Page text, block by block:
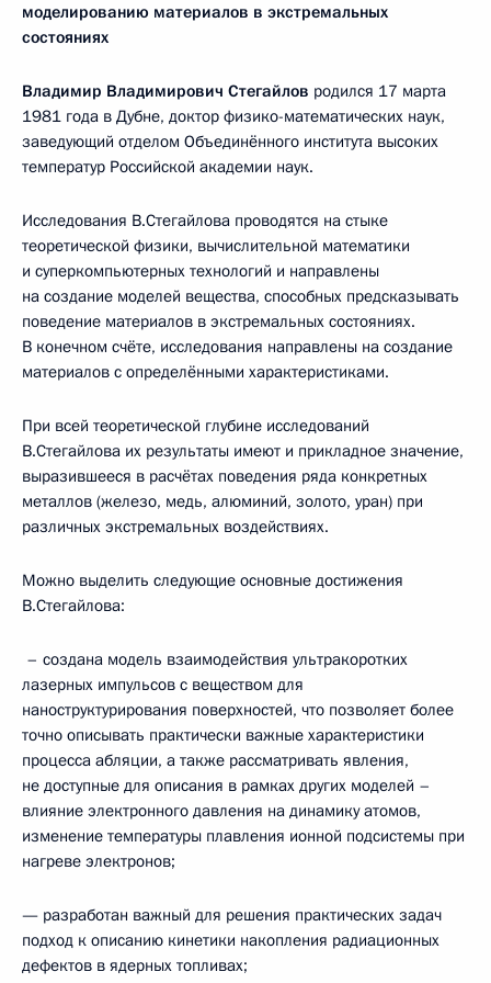
моделированию материалов в экстремальных
состояниях
Владимир Владимирович Стегайлов родился 17 марта
1981 года в Дубне, доктор физико-математических наук,
заведующий отделом Объединённого института высоких
температур Российской академии наук.
Исследования В.Стегайлова проводятся на стыке
теоретической физики, вычислительной математики
и суперкомпьютерных технологий и направлены
на создание моделей вещества, способных предсказывать
поведение материалов в экстремальных состояниях.
В конечном счёте, исследования направлены на создание
материалов с определёнными характеристиками.
При всей теоретической глубине исследований
В.Стегайлова их результаты имеют и прикладное значение,
выразившееся в расчётах поведения ряда конкретных
металлов (железо, медь, алюминий, золото, уран) при
различных экстремальных воздействиях.
Можно выделить следующие основные достижения
В.Стегайлова:
– создана модель взаимодействия ультракоротких
лазерных импульсов с веществом для
наноструктурирования поверхностей, что позволяет более
точно описывать практически важные характеристики
процесса абляции, а также рассматривать явления,
не доступные для описания в рамках других моделей –
влияние электронного давления на динамику атомов,
изменение температуры плавления ионной подсистемы при
нагреве электронов;
— разработан важный для решения практических задач
подход к описанию кинетики накопления радиационных
дефектов в ядерных топливах;